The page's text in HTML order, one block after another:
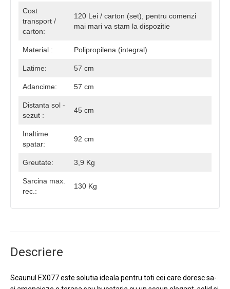
Cost
transport /
carton:
120 Lei / carton (set), pentru comenzi
mai mari va stam la dispozitie
Material : Polipropilena (integral)
Latime: 57 cm
Adancime: 57 cm
Distanta sol -
sezut :
45 cm
Inaltime
spatar:
92 cm
Greutate: 3,9 Kg
Sarcina max.
rec.:
130 Kg
Descriere
Scaunul EX077 este solutia ideala pentru toti cei care doresc sa-